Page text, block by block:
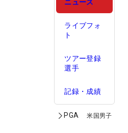
ニュース
ライブフォ
ト
ツアー登録
選手
記録・成績
PGA 米国男子